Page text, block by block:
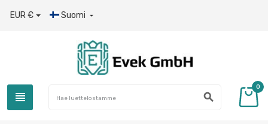
EUR € Suomi 
view_headline search
0